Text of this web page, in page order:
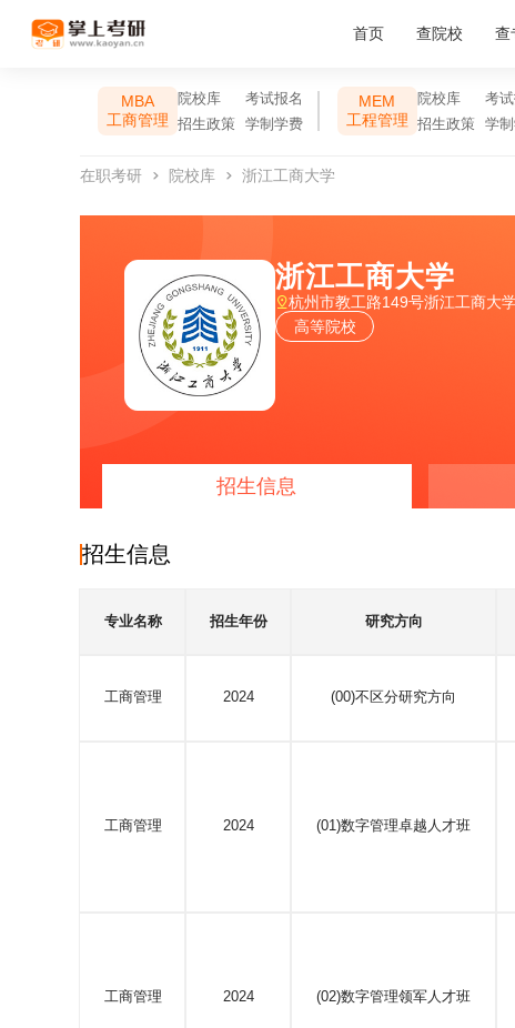
首页 查院校 查
MBA
工商管理
院校库
考试报名
招生政策
学制学费
MEM
工程管理
院校库
考
招生政策
学
在职考研 院校库 浙江工商大学
浙江工商大学
杭州市教工路149号浙江工商大
高等院校
招生信息
招生信息
专业名称 招生年份 研究方向
工商管理 2024 (00)不区分研究方向
工商管理 2024 (01)数字管理卓越人才班
工商管理 2024 (02)数字管理领军人才班